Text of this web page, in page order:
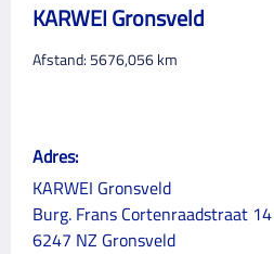
KARWEI Gronsveld
Afstand: 5676,056km
Adres:
KARWEI Gronsveld
Burg. Frans Cortenraadstraat 14
6247 NZ Gronsveld